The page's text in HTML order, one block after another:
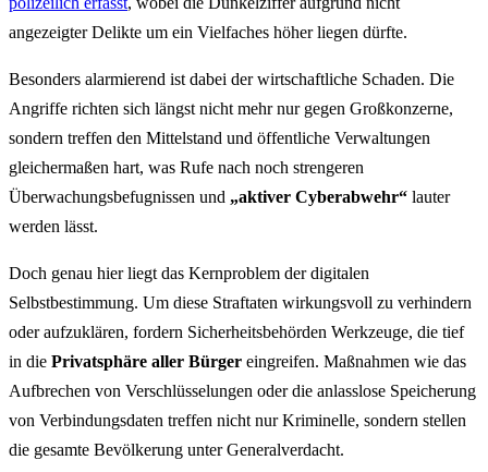
angezeigter Delikte um ein Vielfaches höher liegen dürfte.
Besonders alarmierend ist dabei der wirtschaftliche Schaden. Die
Angriffe richten sich längst nicht mehr nur gegen Großkonzerne,
sondern treffen den Mittelstand und öffentliche Verwaltungen
gleichermaßen hart, was Rufe nach noch strengeren
Überwachungsbefugnissen und „aktiver Cyberabwehr“ lauter
werden lässt.
Doch genau hier liegt das Kernproblem der digitalen
Selbstbestimmung. Um diese Straftaten wirkungsvoll zu verhindern
oder aufzuklären, fordern Sicherheitsbehörden Werkzeuge, die tief
in die Privatsphäre aller Bürger eingreifen. Maßnahmen wie das
Aufbrechen von Verschlüsselungen oder die anlasslose Speicherung
von Verbindungsdaten treffen nicht nur Kriminelle, sondern stellen
die gesamte Bevölkerung unter Generalverdacht.